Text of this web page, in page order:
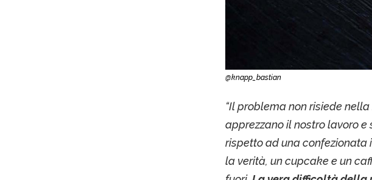
@knapp_bastian
“Il problema non risiede
apprezzano il nostro lavoro
rispetto ad una confezionata
la verità, un cupcake e un